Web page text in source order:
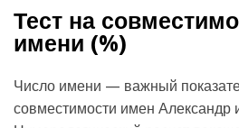
Тест на
имени (%)
Число имени — важный
совместимости имен Александр